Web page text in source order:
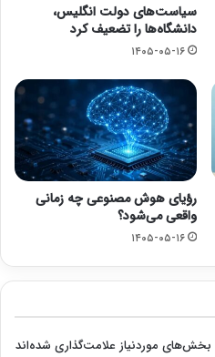
سیاست‌های دولت انگلیس،
دانشگاه‌ها را تضعیف کرد
۱۴۰۵-۰۵-۱۶
رؤیای هوش مصنوعی چه زمانی
واقعی می‌شود؟
۱۴۰۵-۰۵-۱۶
بخش‌های موردنیاز علامت‌گذاری شده‌اند